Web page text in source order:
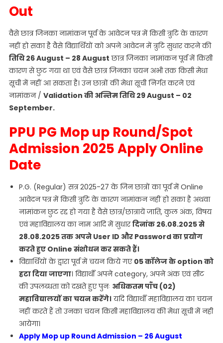
Out
वैसे छात्र जिनका नामांकन पूर्व के आवेदन पत्र में किसी त्रुटि के कारण
नहीं हो सका है वैसे विद्यार्थियों को अपने आवेदन में त्रुटि सुधार करने की
तिथि 26 August – 28 August छात्र जिनका नामांकन पूर्व में किसी
कारण से छुट गया था एवं वैसे छात्र जिनका चयन अभी तक किसी मेधा
सूची में नहीं आ सकता है। उन छात्रों की मेधा सूची निर्गत करने एवं
नामांकन / Validation की अन्तिम तिथि 29 August – 02
September.
PPU PG Mop up Round/Spot
Admission 2025 Apply Online
Date
P.G. (Regular) सत्र 2025-27 के जिन छात्रों का पूर्व में Online
आवेदन पत्र में किसी त्रुटि के कारण नामांकन नहीं हो सका है अथवा
नामांकन छुट रद्द हो गया है वैसे छात्र/छात्रायें जाति, कुल अंक, विषय
एवं महाविद्यालय का नाम आदि में सुधारदिनांक 26.08.2025 से
28.08.2025 तक अपने User ID और Password का प्रयोग
करते हुए Online संशोधन कर सकते हैं।
विद्यार्थियों के द्वारा पूर्व में चयन किये गए 05 कॉलेज के option को
हटा दिया जाएगा। विद्यार्थी अपने category, अपने अंक एवं सीट
की उपलब्धता को दखते हुए पुनः अधिकतम पाँच (02)
महाविद्यालयों का चयन करेंगे।यदि विद्यार्थी महाविद्यालय का चयन
नहीं करते हैं तो उनका चयन किसी महाविद्यालय की मेधा सूची में नही
आयेगा।
Apply Mop up Round Admission – 26 August